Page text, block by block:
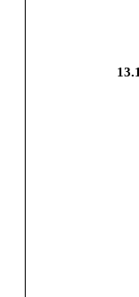
13.1